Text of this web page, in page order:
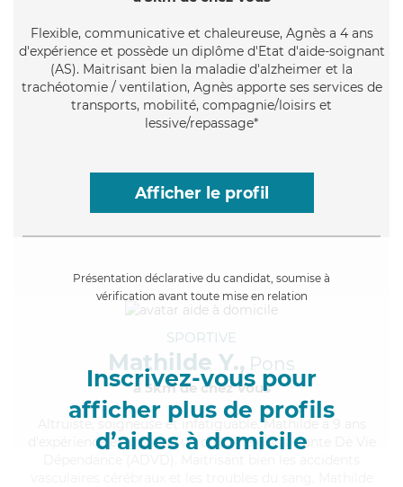
Flexible, communicative et chaleureuse, Agnès a 4 ans
d'expérience et possède un diplôme d'Etat d'aide-soignant
(AS). Maitrisant bien la maladie d'alzheimer et la
trachéotomie / ventilation, Agnès apporte ses services de
transports, mobilité, compagnie/loisirs et
lessive/repassage*
Afficher le profil
Présentation déclarative du candidat, soumise à
vérification avant toute mise en relation
Inscrivez-vous pour
afficher plus de profils
d’aides à domicile
SPORTIVE
Mathilde Y., Pons
à 5km de chez Vous
, soigneuse et infatiguable, Mathilde a 9 ans
d'expérience et possède un diplôme d'Assistante De Vie